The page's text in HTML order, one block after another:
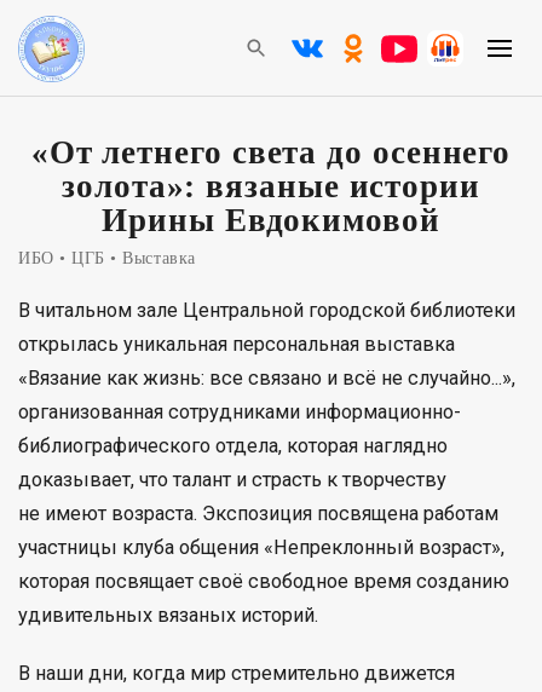
«От летнего света до осеннего
золота»: вязаные истории
Ирины Евдокимовой
ИБО ЦГБ Выставка
В читальном зале Центральной городской библиотеки
открылась уникальная персональная выставка
«Вязание как жизнь: все связано и всё не случайно...»,
организованная сотрудниками информационно-
библиографического отдела, которая наглядно
доказывает, что талант и страсть к творчеству
не имеют возраста. Экспозиция посвящена работам
участницы клуба общения «Непреклонный возраст»,
которая посвящает своё свободное время созданию
удивительных вязаных историй.
В наши дни, когда мир стремительно движется